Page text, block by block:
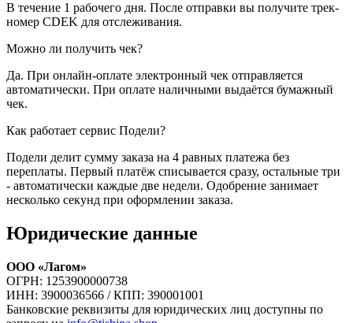
В течение 1 рабочего дня. После отправки вы получите трек-
номер CDEK для отслеживания.
Можно ли получить чек?
Да. При онлайн-оплате электронный чек отправляется
автоматически. При оплате наличными выдаётся бумажный
чек.
Как работает сервис Подели?
Подели делит сумму заказа на 4 равных платежа без
переплаты. Первый платёж списывается сразу, остальные три
- автоматически каждые две недели. Одобрение занимает
несколько секунд при оформлении заказа.
Юридические данные
ООО «Лагом»
ОГРН: 1253900000738
ИНН: 3900036566 / КПП: 390001001
Банковские реквизиты для юридических лиц доступны по